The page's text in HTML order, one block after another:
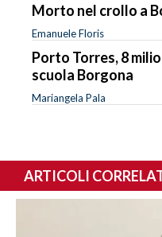
Morto nel crollo a
Emanuele Floris
Porto Torres, 8
scuola Borgona
Mariangela Pala
ARTICOLI